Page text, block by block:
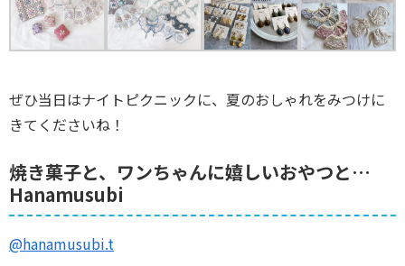
ぜひ当日はナイトピクニックに、夏のおしゃれをみつけに
きてくださいね！
焼き菓子と、ワンちゃんに嬉しいおやつと…
Hanamusubi
@hanamusubi.t